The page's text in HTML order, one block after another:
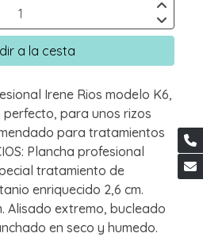
a la cesta
Irene Rios modelo K6,
para unos rizos
para tratamientos
Plancha profesional
tratamiento de
enriquecido 2,6 cm.
Alisado extremo, bucleado
en seco y humedo.